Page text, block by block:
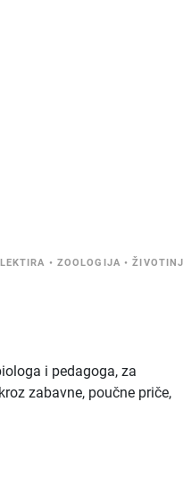
• ZOOLOGIJA •
i pedagoga, za
zabavne, poučne priče,